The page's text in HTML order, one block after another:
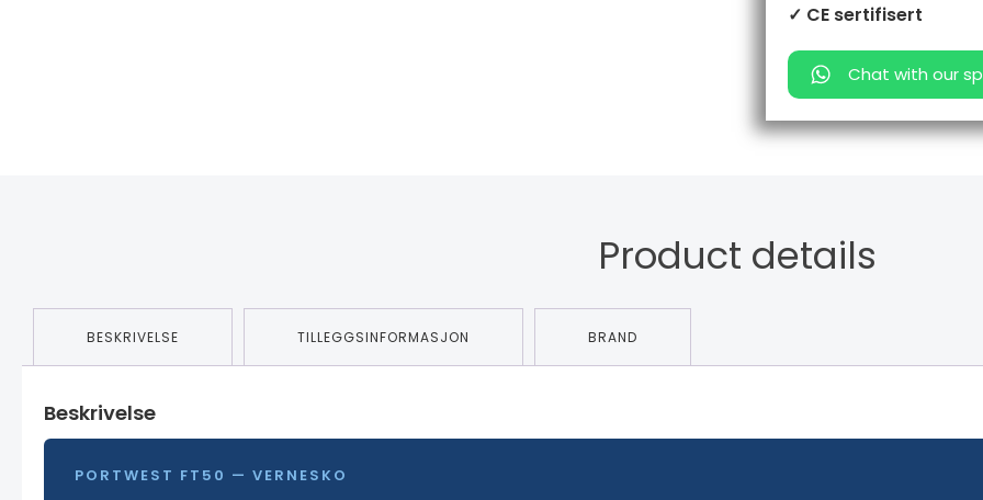
✓ CE sertifisert
Chat with our
Product details
BESKRIVELSE TILLEGGSINFORMASJON BRAND
Beskrivelse
PORTWEST FT50 — VERNESKO